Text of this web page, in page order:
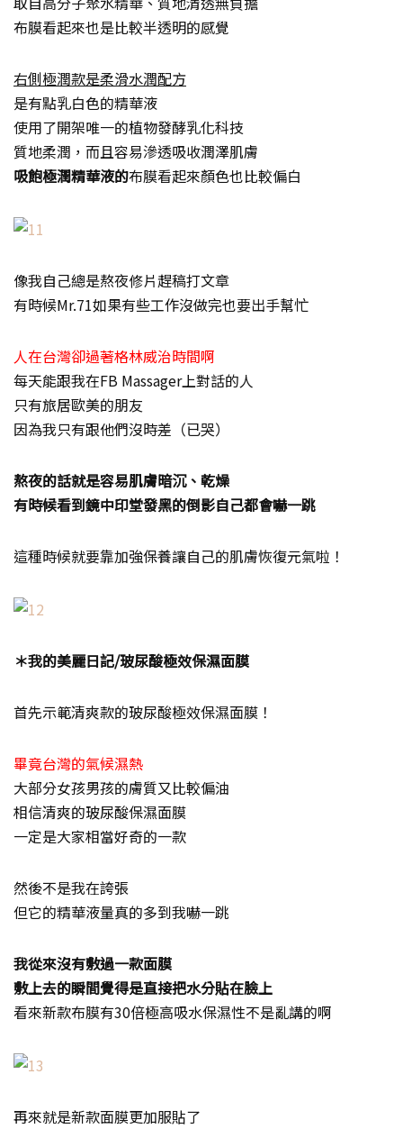
布膜看起來也是比較半透明的感覺
右側極潤款是柔滑水潤配方
是有點乳白色的精華液
使用了開架唯一的植物發酵乳化科技
質地柔潤，而且容易滲透吸收潤澤肌膚
吸飽極潤精華液的布膜看起來顏色也比較偏白
像我自己總是熬夜修片趕稿打文章
有時候Mr.71如果有些工作沒做完也要出手幫忙
人在台灣卻過著格林威治時間啊
每天能跟我在FB Massager上對話的人
只有旅居歐美的朋友
因為我只有跟他們沒時差（已哭）
熬夜的話就是容易肌膚暗沉、乾燥
有時候看到鏡中印堂發黑的倒影自己都會嚇一跳
這種時候就要靠加強保養讓自己的肌膚恢復元氣啦！
＊我的美麗日記/玻尿酸極效保濕面膜
首先示範清爽款的玻尿酸極效保濕面膜！
畢竟台灣的氣候濕熱
大部分女孩男孩的膚質又比較偏油
相信清爽的玻尿酸保濕面膜
一定是大家相當好奇的一款
然後不是我在誇張
但它的精華液量真的多到我嚇一跳
我從來沒有敷過一款面膜
敷上去的瞬間覺得是直接把水分貼在臉上
看來新款布膜有30倍極高吸水保濕性不是亂講的啊
再來就是新款面膜更加服貼了